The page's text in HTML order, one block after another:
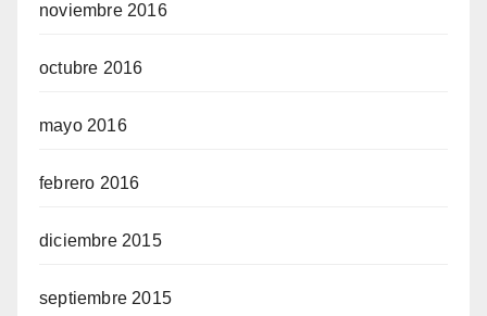
noviembre 2016
octubre 2016
mayo 2016
febrero 2016
diciembre 2015
septiembre 2015